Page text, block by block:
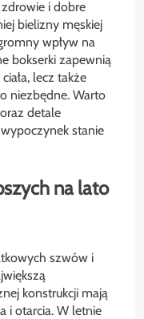
i dobre
bielizny męskiej
wpływ na
bokserki zapewnią
lecz także
niezbędne. Warto
detale
stanie
na lato
szwów i
konstrukcji mają
i otarcia. W letnie